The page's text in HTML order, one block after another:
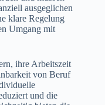
ausgeglichen
klare Regelung
Umgang mit
ihre Arbeitszeit
von Beruf
und die